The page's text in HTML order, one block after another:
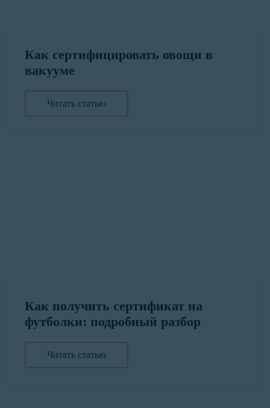
Как сертифицировать овощи в
вакууме
Читать статью
Как получить сертификат на
футболки: подробный разбор
Читать статью